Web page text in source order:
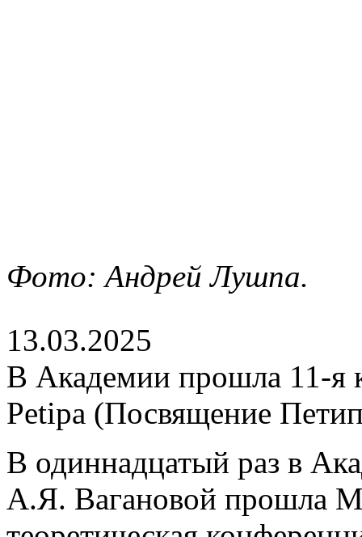
Фото: Андрей Лушпа.
13.03.2025
В Академии прошла 11-я
Petipa (Посвящение
В одиннадцатый раз в
А.Я. Вагановой прошла